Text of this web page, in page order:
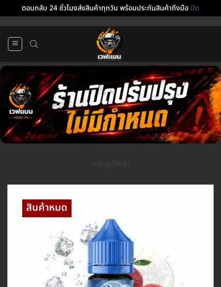
ตอบกลับ 24 ชั่วโมงส่งสินค้าทุกวัน พร้อมประกันสินค้าถึงมือปิด